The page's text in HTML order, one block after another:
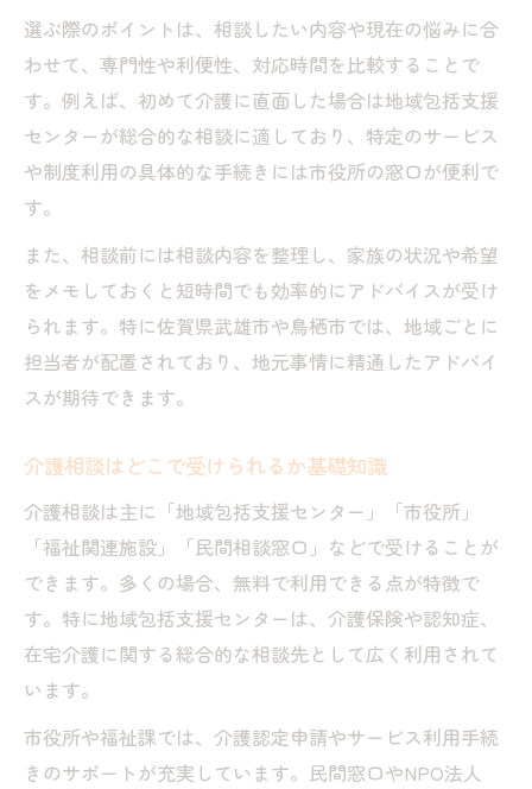
権利擁護や虐待防止の相談も可能な理由
電話介護相談を利用する際の注意点まとめ
家族の介護不安を解消するための支援の種類
介護相談で得られる家庭支援サービスとは
在宅から施設まで幅広い支援の活用法
認知症ケア相談や心理的サポートの特徴
無料で受けられる支援サービスの見極め方
介護相談で頼れる地域の無料サポート徹底解説
無料の介護相談サポートを利用するコツ
総合福祉センターによる相談支援の流れ
相談支援事業所を使った費用負担ゼロの例
役所や福祉センターで受けられる介護相談支援
市役所でできる介護相談サービスの内容
相談支援事業所の活用メリットを知る
総合福祉センター地図で場所を確認する方
選ぶ際のポイントは、相談したい内容や現在の悩みに合
わせて、専門性や利便性、対応時間を比較することで
す。例えば、初めて介護に直面した場合は地域包括支援
センターが総合的な相談に適しており、特定のサービス
や制度利用の具体的な手続きには市役所の窓口が便利で
す。
また、相談前には相談内容を整理し、家族の状況や希望
をメモしておくと短時間でも効率的にアドバイスが受け
られます。特に佐賀県武雄市や鳥栖市では、地域ごとに
担当者が配置されており、地元事情に精通したアドバイ
スが期待できます。
介護相談はどこで受けられるか基礎知識
介護相談は主に「地域包括支援センター」「市役所」
「福祉関連施設」「民間相談窓口」などで受けることが
できます。多くの場合、無料で利用できる点が特徴で
す。特に地域包括支援センターは、介護保険や認知症、
在宅介護に関する総合的な相談先として広く利用されて
います。
市役所や福祉課では、介護認定申請やサービス利用手続
きのサポートが充実しています。民間窓口やNPO法人